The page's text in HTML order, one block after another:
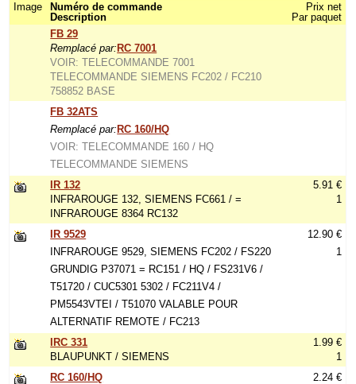
Image
Numéro de commande
Description
Prix net
Par paquet
FB 29
Remplacé par: RC 7001
VOIR: TELECOMMANDE 7001
TELECOMMANDE SIEMENS FC202 / FC210
758852 BASE
FB 32ATS
Remplacé par: RC 160/HQ
VOIR: TELECOMMANDE 160 / HQ
TELECOMMANDE SIEMENS
IR 132
INFRAROUGE 132, SIEMENS FC661 / =
INFRAROUGE 8364 RC132
5.91 €
1
IR 9529
INFRAROUGE 9529, SIEMENS FC202 / FS220
GRUNDIG P37071 = RC151 / HQ / FS231V6 /
T51720 / CUC5301 5302 / FC211V4 /
PM5543VTEI / T51070 VALABLE POUR
ALTERNATIF REMOTE / FC213
12.90 €
1
IRC 331
BLAUPUNKT / SIEMENS
1.99 €
1
RC 160/HQ
2.24 €